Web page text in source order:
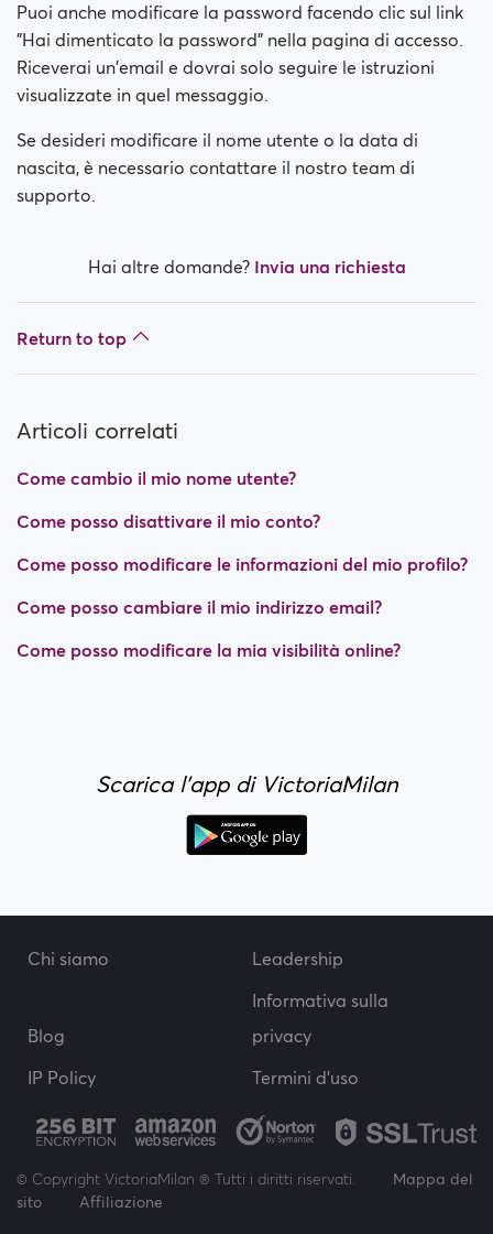
Come cambio la mia età?
Come cambio il mio nome utente?
Puoi anche modificare la password facendo clic sul link
"Hai dimenticato la password" nella pagina di accesso.
Riceverai un'email e dovrai solo seguire le istruzioni
visualizzate in quel messaggio.
Se desideri modificare il nome utente o la data di
nascita, è necessario contattare il nostro team di
supporto.
Hai altre domande? Invia una richiesta
Return to top
Articoli correlati
Come cambio il mio nome utente?
Come posso disattivare il mio conto?
Come posso modificare le informazioni del mio profilo?
Come posso cambiare il mio indirizzo email?
Come posso modificare la mia visibilità online?
Scarica l'app di VictoriaMilan
Chi siamo Leadership
Blog
Informativa sulla
privacy
IP Policy
Termini d'uso
© Copyright VictoriaMilan ® Tutti i diritti riservati.
Mappa del
sito
Affiliazione